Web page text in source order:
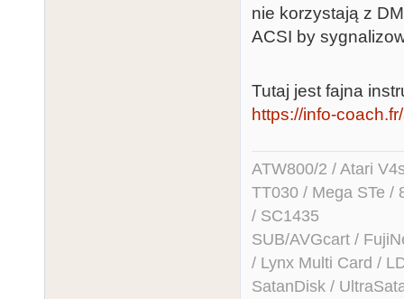
nie korzystają z
ACSI by
Tutaj jest fajna
https://info-
ATW800/2 / Atari
TT030 / Mega STe /
/ SC1435
SUB/AVGcart /
/ Lynx Multi Card /
SatanDisk /